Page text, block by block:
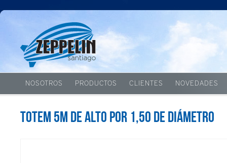
NOSOTROS PRODUCTOS CLIENTES NOVEDADES
Totem 5m de alto por 1,50 de diámetro